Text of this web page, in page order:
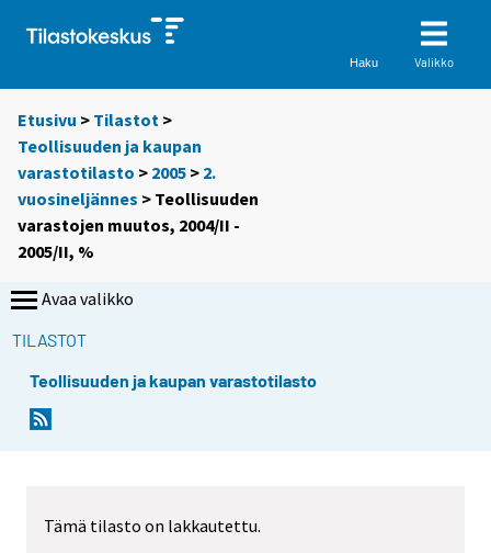
Haku Valikko
Etusivu > Tilastot >
Teollisuuden ja kaupan
varastotilasto > 2005 > 2.
vuosineljännes > Teollisuuden
varastojen muutos, 2004/II -
2005/II, %
Avaa valikko
TILASTOT
Teollisuuden ja kaupan varastotilasto
Tämä tilasto on lakkautettu.